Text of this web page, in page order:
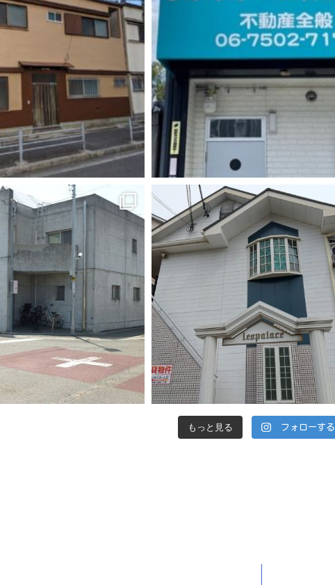
もっと見る フォローする